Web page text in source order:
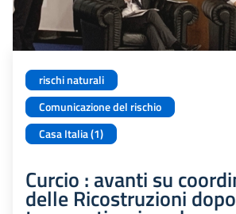
rischi naturali
Comunicazione del rischio
Casa Italia (1)
Curcio : avanti su
delle Ricostruzioni